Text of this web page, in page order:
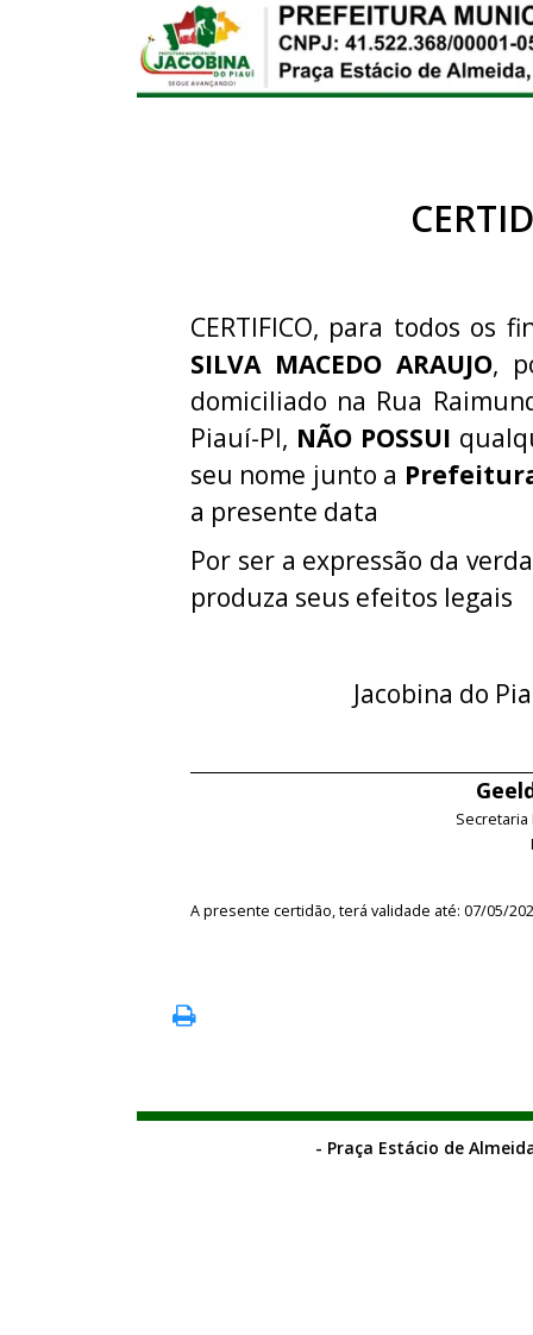
CERTIFICO, para todos os
SILVA MACEDO ARAUJO,
domiciliado na Rua
Piauí-PI, NÃO POSSUI
seu nome junto a
a presente data
Por ser a expressão da
produza seus efeitos legais
Jacobina do
A presente certidão, terá validade até: 07/05/
- Praça Estácio de